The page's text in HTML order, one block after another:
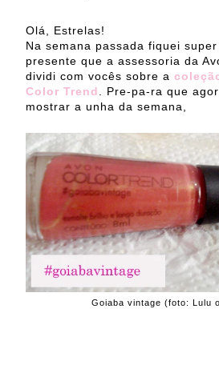
Olá, Estrelas!
Na semana passada fiquei
presente que a assessoria da
dividi com vocês sobre a
Color Trend
. Pre-pa-ra que
mostrar a unha da semana,
Goiaba vintage (foto: Lulu